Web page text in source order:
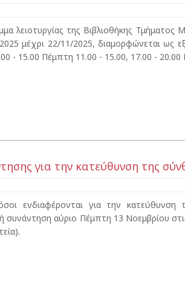
λειοτυργίας της Βιβλιοθήκης
μέχρι 22/11/2025, διαμορφώνεται ως
- 15.00 Πέμπτη 11.00 - 15.00, 17.00 - 20.00
για την κατεύθυνση της
ενδιαφέρονται για την κατεύθυνση
συνάντηση αύριο Πέμπτη 13 Νοεμβρίου